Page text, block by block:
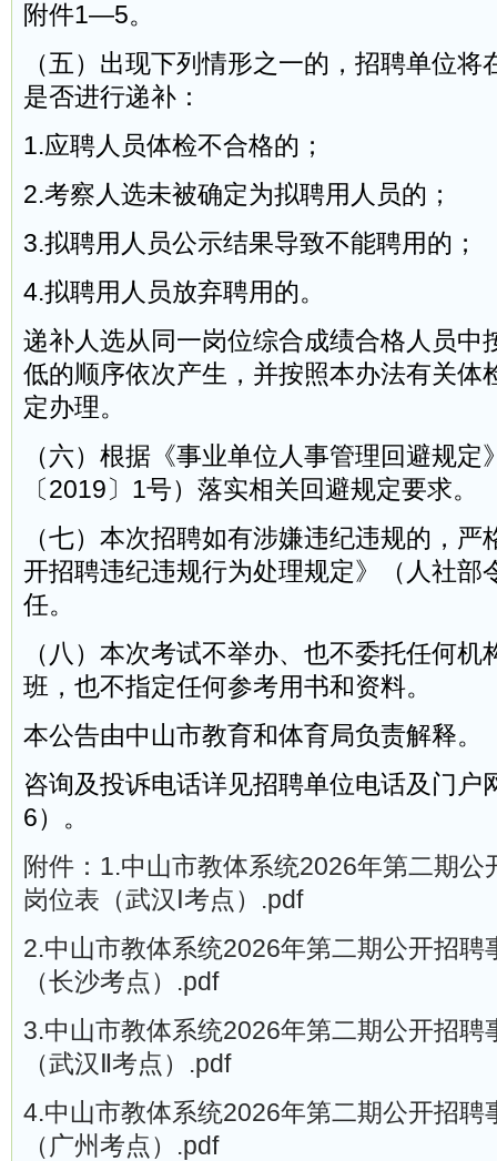
附件1—5。
（五）出现下列情形之一的，招聘单位将
是否进行递补：
1.应聘人员体检不合格的；
2.考察人选未被确定为拟聘用人员的；
3.拟聘用人员公示结果导致不能聘用的；
4.拟聘用人员放弃聘用的。
递补人选从同一岗位综合成绩合格人员中
低的顺序依次产生，并按照本办法有关体
定办理。
（六）根据《事业单位人事管理回避规定
〔2019〕1号）落实相关回避规定要求。
（七）本次招聘如有涉嫌违纪违规的，
开招聘违纪违规行为处理规定》（人社部
任。
（八）本次考试不举办、也不委托任何
班，也不指定任何参考用书和资料。
本公告由中山市教育和体育局负责解释。
咨询及投诉电话详见招聘单位电话及门户
6）。
附件：1.中山市教体系统2026年第二期公
岗位表（武汉Ⅰ考点）.pdf
2.中山市教体系统2026年第二期公开招聘
（长沙考点）.pdf
3.中山市教体系统2026年第二期公开招聘
（武汉Ⅱ考点）.pdf
4.中山市教体系统2026年第二期公开招聘
（广州考点）.pdf